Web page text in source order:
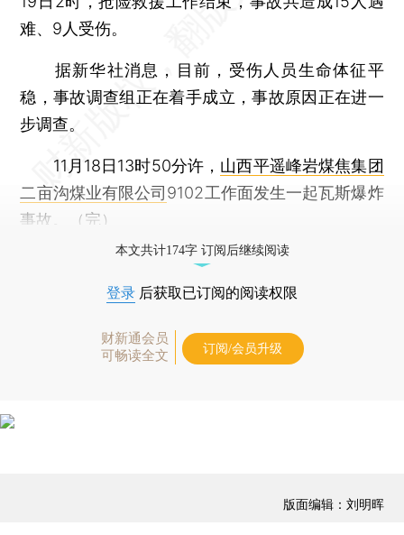
难、9人受伤。
据新华社消息，目前，受伤人员生命体征平
稳，事故调查组正在着手成立，事故原因正在进一
步调查。
11月18日13时50分许， 山西平遥峰岩煤焦集团
二亩沟煤业有限公司 9102工作面发生一起瓦斯爆炸
事故。（完）
本文共计174字 订阅后继续阅读
登录 后获取已订阅的阅读权限
财新通会员
可畅读全文
订阅/会员升级
版面编辑：刘明晖